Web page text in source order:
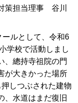
策担当理事 谷川
ルとして、令和6
学校で活動しまし
、總持寺祖院の門
が大きかった場所
しつぶされた建物
、水道はまだ復旧